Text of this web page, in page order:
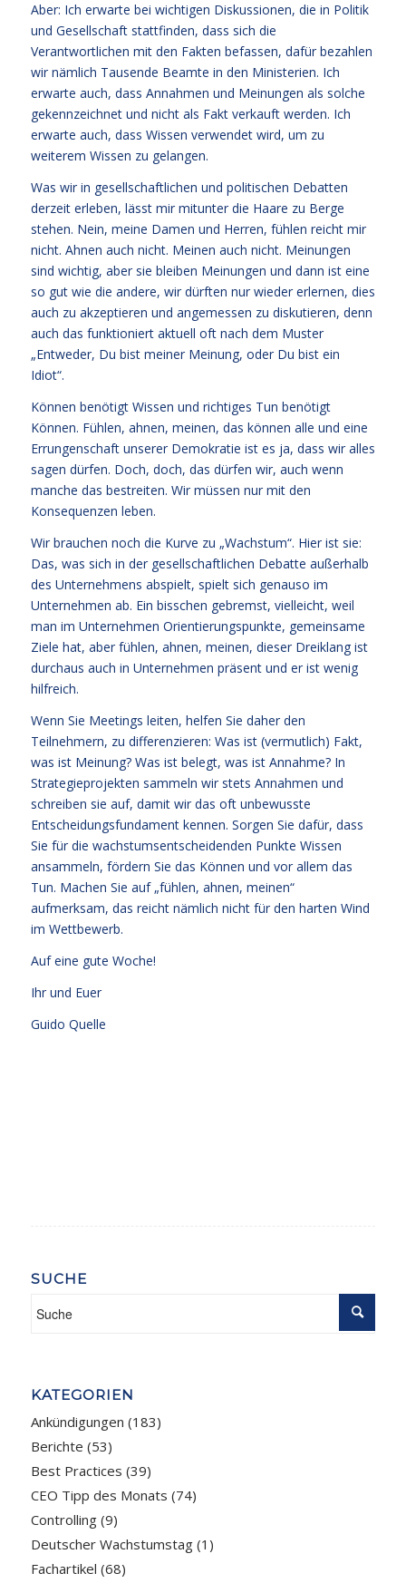
Aber: Ich erwarte bei wichtigen Diskussionen, die in Politik
und Gesellschaft stattfinden, dass sich die
Verantwortlichen mit den Fakten befassen, dafür bezahlen
wir nämlich Tausende Beamte in den Ministerien. Ich
erwarte auch, dass Annahmen und Meinungen als solche
gekennzeichnet und nicht als Fakt verkauft werden. Ich
erwarte auch, dass Wissen verwendet wird, um zu
weiterem Wissen zu gelangen.
Was wir in gesellschaftlichen und politischen Debatten
derzeit erleben, lässt mir mitunter die Haare zu Berge
stehen. Nein, meine Damen und Herren, fühlen reicht mir
nicht. Ahnen auch nicht. Meinen auch nicht. Meinungen
sind wichtig, aber sie bleiben Meinungen und dann ist eine
so gut wie die andere, wir dürften nur wieder erlernen, dies
auch zu akzeptieren und angemessen zu diskutieren, denn
auch das funktioniert aktuell oft nach dem Muster
„Entweder, Du bist meiner Meinung, oder Du bist ein
Idiot“.
Können benötigt Wissen und richtiges Tun benötigt
Können. Fühlen, ahnen, meinen, das können alle und eine
Errungenschaft unserer Demokratie ist es ja, dass wir alles
sagen dürfen. Doch, doch, das dürfen wir, auch wenn
manche das bestreiten. Wir müssen nur mit den
Konsequenzen leben.
Wir brauchen noch die Kurve zu „Wachstum“. Hier ist sie:
Das, was sich in der gesellschaftlichen Debatte außerhalb
des Unternehmens abspielt, spielt sich genauso im
Unternehmen ab. Ein bisschen gebremst, vielleicht, weil
man im Unternehmen Orientierungspunkte, gemeinsame
Ziele hat, aber fühlen, ahnen, meinen, dieser Dreiklang ist
durchaus auch in Unternehmen präsent und er ist wenig
hilfreich.
Wenn Sie Meetings leiten, helfen Sie daher den
Teilnehmern, zu differenzieren: Was ist (vermutlich) Fakt,
was ist Meinung? Was ist belegt, was ist Annahme? In
Strategieprojekten sammeln wir stets Annahmen und
schreiben sie auf, damit wir das oft unbewusste
Entscheidungsfundament kennen. Sorgen Sie dafür, dass
Sie für die wachstumsentscheidenden Punkte Wissen
ansammeln, fördern Sie das Können und vor allem das
Tun. Machen Sie auf „fühlen, ahnen, meinen“
aufmerksam, das reicht nämlich nicht für den harten Wind
im Wettbewerb.
Auf eine gute Woche!
Ihr und Euer
Guido Quelle
SUCHE
KATEGORIEN
Ankündigungen (183)
Berichte (53)
Best Practices (39)
CEO Tipp des Monats (74)
Controlling(9)
Deutscher Wachstumstag(1)
Fachartikel (68)